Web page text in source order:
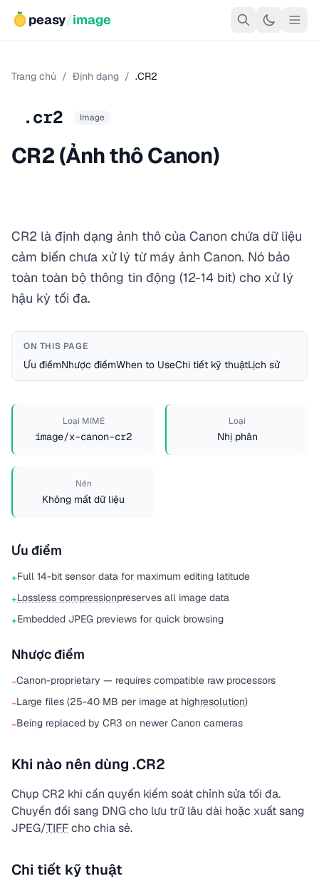
peasy/image
Trang chủ / Định dạng / .CR2
.cr2 Image
CR2 (Ảnh thô Canon)
CR2 là định dạng ảnh thô của Canon chứa dữ liệu
cảm biến chưa xử lý từ máy ảnh Canon. Nó bảo
toàn toàn bộ thông tin động (12-14 bit) cho xử lý
hậu kỳ tối đa.
ON THIS PAGE
Ưu điểmNhược điểmWhen to UseChi tiết kỹ thuậtLịch sử
Loại MIME
image/x-canon-cr2
Loại
Nhị phân
Nén
Không mất dữ liệu
Ưu điểm
+Full 14-bit sensor data for maximum editing latitude
+Lossless compressionpreserves all image data
+Embedded JPEG previews for quick browsing
Nhược điểm
−Canon-proprietary — requires compatible raw processors
−Large files (25-40 MB per image at highresolution)
−Being replaced by CR3 on newer Canon cameras
Khi nào nên dùng .CR2
Chụp CR2 khi cần quyền kiểm soát chỉnh sửa tối đa.
Chuyển đổi sang DNG cho lưu trữ lâu dài hoặc xuất sang
JPEG/TIFFcho chia sẻ.
Chi tiết kỹ thuật